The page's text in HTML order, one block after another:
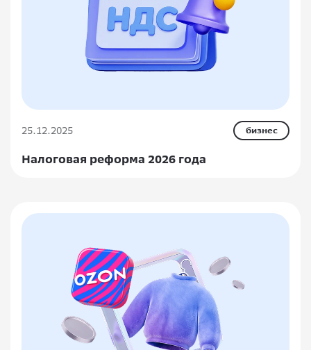
25.12.2025 бизнес
Налоговая реформа 2026 года